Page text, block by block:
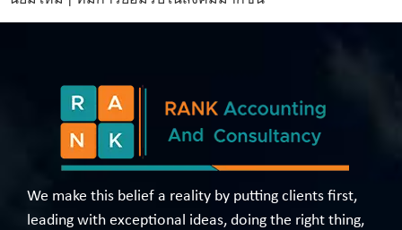
We make this belief a reality by putting clients first,
leading with exceptional ideas, doing the right thing,